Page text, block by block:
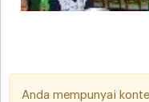
Anda mempunyai